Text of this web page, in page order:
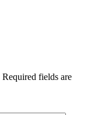
Required fields are